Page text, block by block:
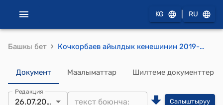
KG RU
Башкы бет › Кочкорбаев айылдык кенешинин 2019-жылдын 26-июлундагы № 113/ ХVII –27 «Май-Таш» жоопкерчилиги чектелген коомуна геологиялык чалгындоо иштерин жүргүзүүгө тыюу салуу жөнүндө" токтому
Документ Маалыматтар Шилтеме документтер
Редакция
26.07.2019 Салыштыруу